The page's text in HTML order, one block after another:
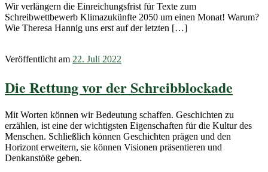
Wir verlängern die Einreichungsfrist für Texte zum
Schreibwettbewerb Klimazukünfte 2050 um einen Monat! Warum?
Wie Theresa Hannig uns erst auf der letzten […]
Veröffentlicht am 22. Juli 2022
Die Rettung vor der Schreibblockade
Mit Worten können wir Bedeutung schaffen. Geschichten zu
erzählen, ist eine der wichtigsten Eigenschaften für die Kultur des
Menschen. Schließlich können Geschichten prägen und den
Horizont erweitern, sie können Visionen präsentieren und
Denkanstöße geben.